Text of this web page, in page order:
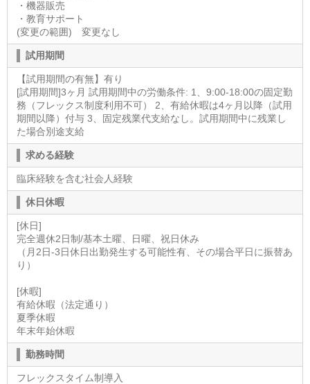
・機器販売
・教育サポート
(変更の範囲) 変更なし
試用期間
【試用期間の有無】有り
[試用期間]3ヶ月 試用期間中の労働条件: 1、9:00-18:00の固定勤
務（フレックス制度利用不可） 2、有給休暇は4ヶ月以降（試用
期間以降）付与 3、固定残業代支給なし。試用期間中に残業し
た場合別途支給
求める経験
臨床経験を含む社会人経験
休日休暇
[休日]
完全週休2日制/基本土曜、日曜、祝日休み
（月2日-3日休日出勤発生する可能性有、その場合平日に振替あ
り）
[休暇]
有給休暇（法定通り）
夏季休暇
年末年始休暇
勤務時間
フレックスタイム制導入